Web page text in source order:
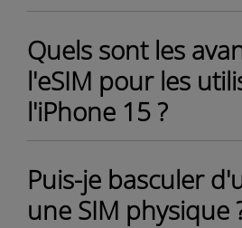
Quels sont les
l'eSIM pour les
l'iPhone 15 ?
Puis-je basculer
une SIM physique